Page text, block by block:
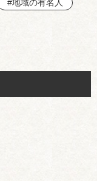
#地域の有名人